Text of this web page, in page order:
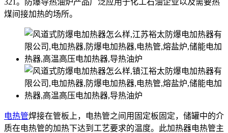
煤间接加热的场所。
电热管焊接在管板上，电热管之间用固定板固定，储罐中的介
质在电热管的加热下达到工艺要求的温度。此加热器电热管主